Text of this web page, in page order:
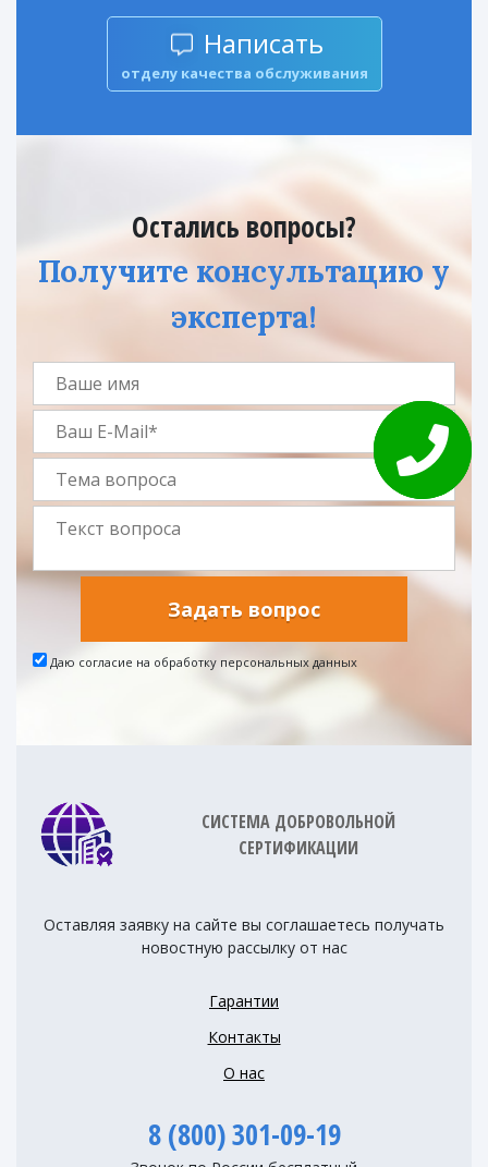
Написать
отделу качества обслуживания
Остались вопросы?
Получите консультацию у
эксперта!
Задать вопрос
Даю согласие на обработку персональных данных
СИСТЕМА ДОБРОВОЛЬНОЙ
СЕРТИФИКАЦИИ
Оставляя заявку на сайте вы соглашаетесь получать
новостную рассылку от нас
Гарантии
Контакты
О нас
8 (800) 301-09-19